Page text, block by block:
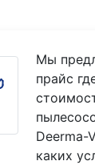
Мы
прайс
Deerma-
каких